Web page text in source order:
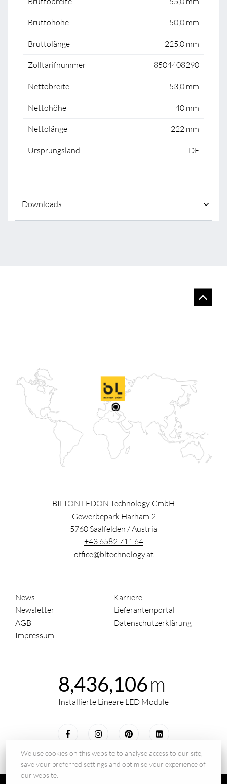
Bruttohöhe 50,0 mm
Bruttolänge 225,0 mm
Zolltarifnummer 8504408290
Nettobreite 53,0 mm
Nettohöhe 40 mm
Nettolänge 222 mm
Ursprungsland DE
Downloads
BILTON LEDON Technology GmbH
Gewerbepark Harham 2
5760Saalfelden /Austria
+43 6582 711 64
office@bltechnology.at
News
Karriere
Newsletter
Lieferantenportal
AGB
Datenschutzerklärung
Impressum
8,436,106m
Installierte Lineare LED Module
We use cookies on this website to analyse access to our site,
save your preferred settings and optimise your experience of
our website.